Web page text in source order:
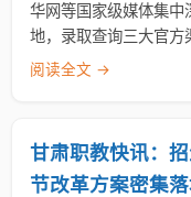
华网等国家级媒体集中
地，录取查询三大官方
阅读全文 →
甘肃职教快讯：
节改革方案密集